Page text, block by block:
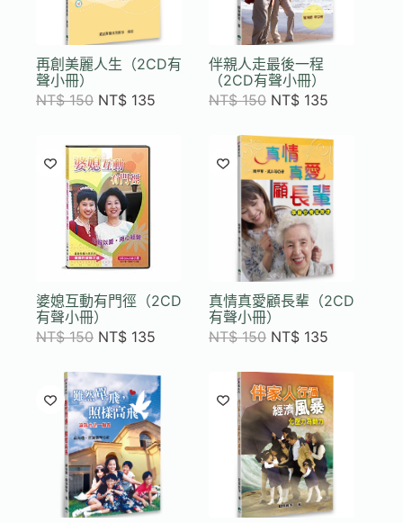
再創美麗人生（2CD有
聲小冊）
NT$150 NT$ 135
伴親人走最後一程
（2CD有聲小冊）
NT$150 NT$ 135
婆媳互動有門徑（2CD
有聲小冊）
NT$150 NT$ 135
真情真愛顧長輩（2CD
有聲小冊）
NT$150 NT$ 135